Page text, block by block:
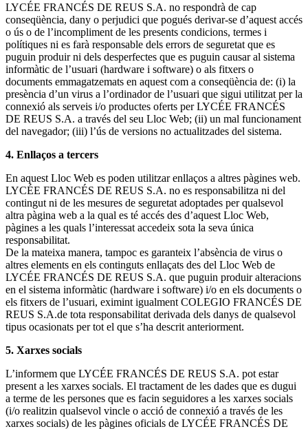
LYCÉE FRANCÉS DE REUS S.A. no respondrà de cap
conseqüència, dany o perjudici que pogués derivar-se d’aquest accés
o ús o de l’incompliment de les presents condicions, termes i
polítiques ni es farà responsable dels errors de seguretat que es
puguin produir ni dels desperfectes que es puguin causar al sistema
informàtic de l’usuari (hardware i software) o als fitxers o
documents emmagatzemats en aquest com a conseqüència de: (i) la
presència d’un virus a l’ordinador de l’usuari que sigui utilitzat per la
connexió als serveis i/o productes oferts per LYCÉE FRANCÉS
DE REUS S.A. a través del seu Lloc Web; (ii) un mal funcionament
del navegador; (iii) l’ús de versions no actualitzades del sistema.
4. Enllaços a tercers
En aquest Lloc Web es poden utilitzar enllaços a altres pàgines web.
LYCÉE FRANCÉS DE REUS S.A. no es responsabilitza ni del
contingut ni de les mesures de seguretat adoptades per qualsevol
altra pàgina web a la qual es té accés des d’aquest Lloc Web,
pàgines a les quals l’interessat accedeix sota la seva única
responsabilitat.
De la mateixa manera, tampoc es garanteix l’absència de virus o
altres elements en els continguts enllaçats des del Lloc Web de
LYCÉE FRANCÉS DE REUS S.A. que puguin produir alteracions
en el sistema informàtic (hardware i software) i/o en els documents o
els fitxers de l’usuari, eximint igualment COLEGIO FRANCÉS DE
REUS S.A.de tota responsabilitat derivada dels danys de qualsevol
tipus ocasionats per tot el que s’ha descrit anteriorment.
5. Xarxes socials
L’informem que LYCÉE FRANCÉS DE REUS S.A. pot estar
present a les xarxes socials. El tractament de les dades que es dugui
a terme de les persones que es facin seguidores a les xarxes socials
(i/o realitzin qualsevol vincle o acció de connexió a través de les
xarxes socials) de les pàgines oficials de LYCÉE FRANCÉS DE